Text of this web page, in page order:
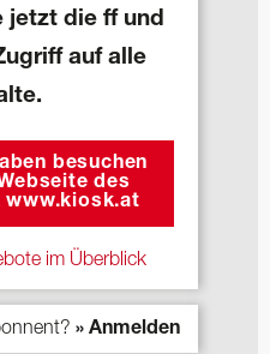
jetzt die ff und
auf alle
besuchen
des
im Überblick
» Anmelden